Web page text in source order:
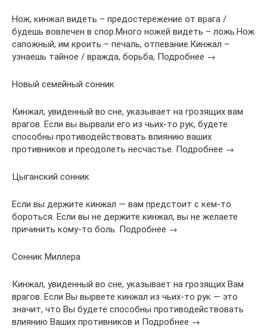
Нож, кинжал видеть – предостережение от врага /
будешь вовлечен в спор.Много ножей видеть – ложь.Нож
сапожный, им кроить – печаль, отпевание.Кинжал –
узнаешь тайное / вражда, борьба, Подробнее →
Новый семейный сонник
Кинжал, увиденный во сне, указывает на грозящих вам
врагов. Если вы вырвали его из чьих-то рук, будете
способны противодействовать влиянию ваших
противников и преодолеть несчастье. Подробнее →
Цыганский сонник
Если вы держите кинжал — вам предстоит с кем-то
бороться. Если вы не держите кинжал, вы не желаете
причинить кому-то боль. Подробнее →
Сонник Миллера
Кинжал, увиденный во сне, указывает на грозящих Вам
врагов. Если Вы вырвете кинжал из чьих-то рук — это
значит, что Вы будете способны противодействовать
влиянию Ваших противников и Подробнее →